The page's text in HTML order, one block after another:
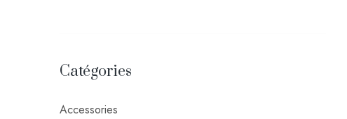
Catégories
Accessories